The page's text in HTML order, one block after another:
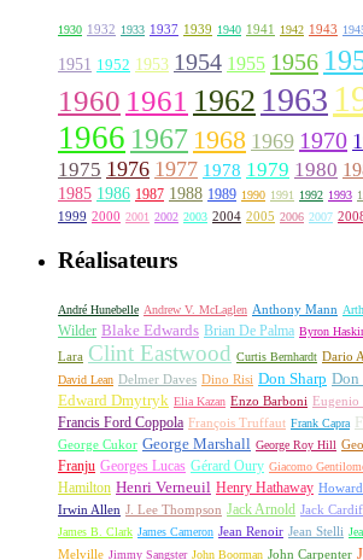
1930 1932 1933 1937 1939 1940 1941 1942 1943
1951 1952 1953 1954 1955 1956
1960 1961 1962 1963
1966 1967 1968 1969 1970
1975 1976 1977 1978 1979 1980
1985 1986 1987 1988 1989 1990 1991 1992 1993
1999 2000 2001 2002 2003 2004 2005 2006 2007
Réalisateurs
André Hunebelle Andrew V. McLaglen Anthony Mann
Wilder Blake Edwards Brian De Palma Byron
Lara Clint Eastwood Curtis Bernhardt Dario
David Lean Delmer Daves Dino Risi Don Sharp Don
Edward Dmytryk Elia Kazan Enzo Barboni Eugenio
Francis Ford Coppola François Truffaut Frank Capra
George Cukor George Marshall George Roy Hill
Franju Georges Lucas Gérard Oury Giacomo
Hamilton Henri Verneuil Henry Hathaway
Irwin Allen J. Lee Thompson Jack Arnold Jack
James B. Clark James Cameron Jean Renoir Jean Stelli
Melville Jimmy Sangster John Boorman John Carpenter